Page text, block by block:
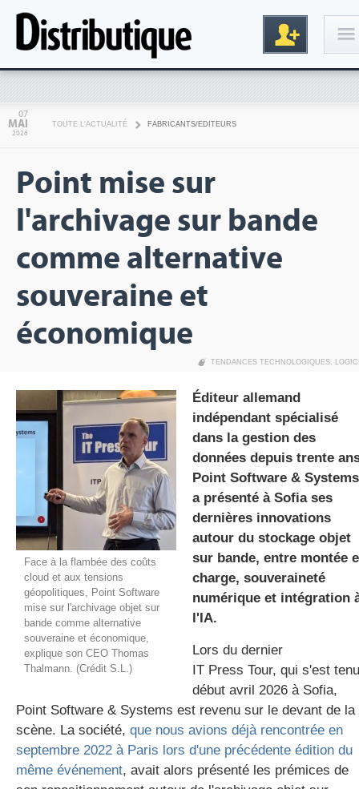
Inscription
gratuite
07
MAI
2026
TOUTE L'ACTUALITÉ FABRICANTS/EDITEURS
Point mise sur
l'archivage sur bande
comme alternative
souveraine et
économique
TENDANCES TECHNOLOGIQUES,
Face à la flambée des coûts
cloud et aux tensions
géopolitiques, Point Software
mise sur l'archivage objet sur
bande comme alternative
souveraine et économique,
explique son CEO Thomas
Thalmann. (Crédit S.L.)
Éditeur allemand
indépendant spécialisé
dans la gestion des
données depuis trente
Point Software & Systems
a présenté à Sofia ses
dernières innovations
autour du stockage objet
sur bande, entre montée
charge, souveraineté
numérique et intégration
l'IA.
Lors du dernier
IT Press Tour, qui s'est
début avril 2026 à Sofia,
Point Software & Systems est revenu sur le devant de la
scène. La société, que nous avions déjà rencontrée en
septembre 2022 à Paris lors d'une précédente édition du
même événement, avait alors présenté les prémices de